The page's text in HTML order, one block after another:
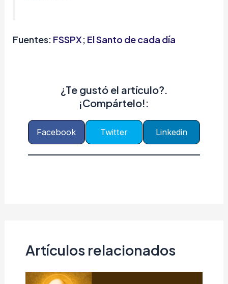
Fuentes: FSSPX; El Santo de cada día
¿Te gustó el artículo?.
¡Compártelo!:
Facebook Twitter Linkedin
Artículos relacionados